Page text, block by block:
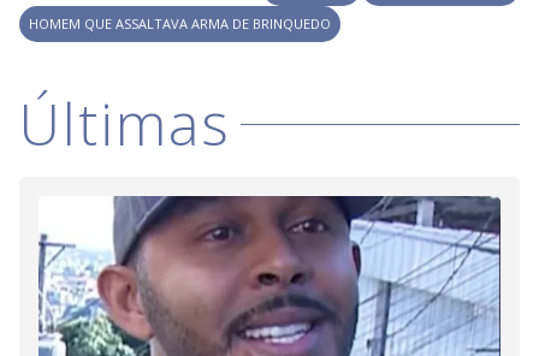
e
o
HOMEM QUE ASSALTAVA ARMA DE BRINQUEDO
Últimas